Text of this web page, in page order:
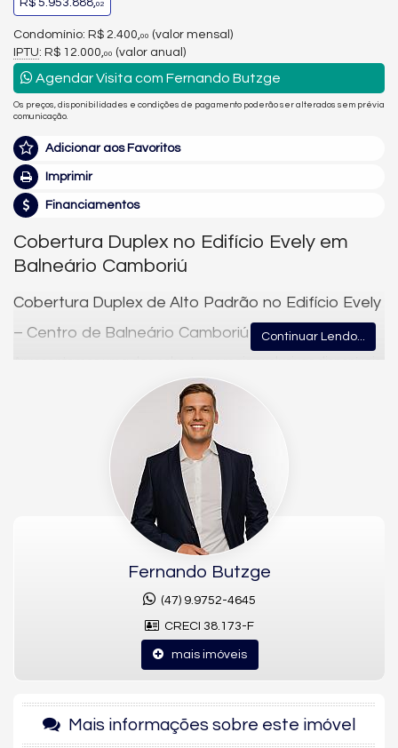
R$ 5.953.888,02
Condomínio: R$ 2.400, 00 (valor mensal)
IPTU: R$ 12.000, 00 (valor anual)
Agendar Visita com Fernando Butzge
Os preços, disponibilidades e condições de pagamento poderão ser alterados sem prévia
comunicação.
Adicionar aos Favoritos
Imprimir
Financiamentos
Cobertura Duplex no Edifício Evely em
Balneário Camboriú
Cobertura Duplex de Alto Padrão no Edifício Evely
– Centro de Balneário Camboriú
, localizada no coração do
— um endereço que representa o melhor do
estilo de vida urbano com comodidade, conexão à praia e
valorização contínua.
4 suítes, 4 vagas de garagem e 240 m² privativos
cobertura duplex foi projetada para quem busca amplitude,
conforto e uma vista panorâmica que abraça a cidade e o mar.
A integração dos ambientes, a área externa com
e o acabamento refinado elevam a experiência
residencial a um novo patamar.
Projeto e Ambiente Interno
O imóvel destaca-se por sua planta bem distribuída e pela
4 suítes completas, incluindo suíte master com espaço para
closet e banheira (frequentemente mencionada nos
anúncios líderes do mercado).
Living integrado com sala de estar e jantar, oferecendo
Continuar Lendo...
Fernando Butzge
(47) 9.9752-4645
CRECI 38.173-F
mais imóveis
Mais informações sobre este imóvel